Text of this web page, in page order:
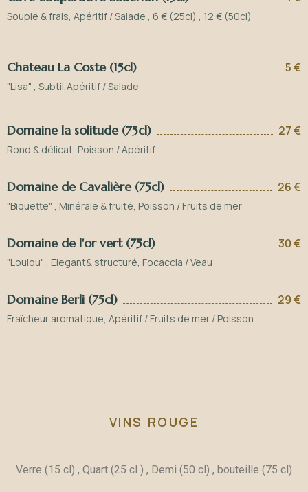
Souple & frais, Apéritif / Salade , 6 € (25cl) , 12 € (50cl)
Chateau La Coste (15cl) 5 €
"Lisa" , Subtil,Apéritif / Salade
Domaine la solitude (75cl) 27 €
Rond & délicat, Poisson / Apéritif
Domaine de Cavalière (75cl) 26 €
"Biquette" , Minérale & fruité, Poisson / Fruits de mer
Domaine de l'or vert (75cl) 30 €
"Loulou" , Elegant& structuré, Focaccia / Veau
Domaine Berli (75cl) 29 €
Fraîcheur aromatique, Apéritif / Fruits de mer / Poisson
VINS ROUGE
Verre (15 cl) , Quart (25 cl ) , Demi (50 cl) , bouteille (75 cl)